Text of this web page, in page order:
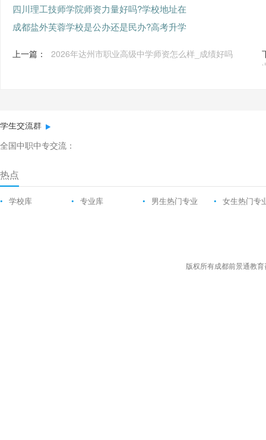
四川理工技师学院师资力量好吗?学校地址在
成都盐外芙蓉学校是公办还是民办?高考升学
上一篇： 2026年达州市职业高级中学师资怎么样_成绩好吗
学生交流群
全国中职中专交流：
热点
• 学校库 • 专业库 • 男生热门专业 • 女生热门专
版权所有成都前景通教